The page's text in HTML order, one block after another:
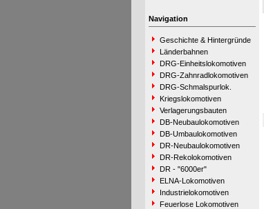
Navigation
Geschichte & Hintergründe
Länderbahnen
DRG-Einheitslokomotiven
DRG-Zahnradlokomotiven
DRG-Schmalspurlok.
Kriegslokomotiven
Verlagerungsbauten
DB-Neubaulokomotiven
DB-Umbaulokomotiven
DR-Neubaulokomotiven
DR-Rekolokomotiven
DR - "6000er"
ELNA-Lokomotiven
Industrielokomotiven
Feuerlose Lokomotiven